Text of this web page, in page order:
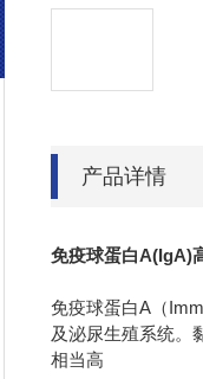
产品详情
免疫球蛋白A(IgA)
免疫球蛋白A（
及泌尿生殖系统。
相当高